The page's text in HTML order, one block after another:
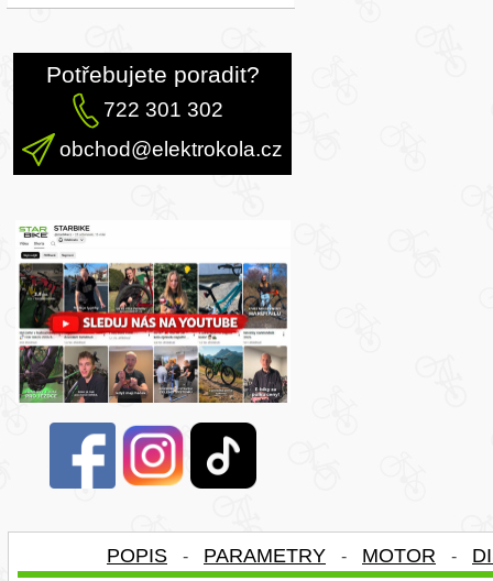
Potřebujete poradit?
722 301 302
obchod@elektrokola.cz
POPIS - PARAMETRY - MOTOR -